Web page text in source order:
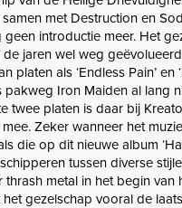
met Destruction en
geen introductie meer. Het
jaren wel weg
platen als ‘Endless Pain’ en
pakweg Iron Maiden al lang
twee platen is daar bij
Zeker wanneer het
die op dit nieuwe album
tussen diverse
thrash metal in het begin van
het gezelschap vooral de